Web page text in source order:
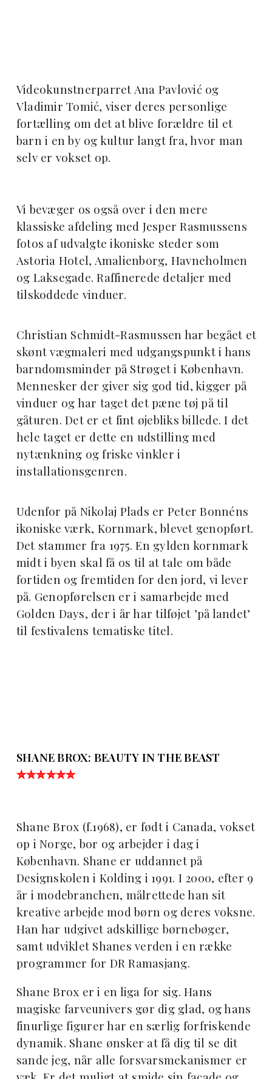
Videokunstnerparret Ana Pavlović og
Vladimir Tomić, viser deres personlige
fortælling om det at blive forældre til et
barn i en by og kultur langt fra, hvor man
selv er vokset op.
Vi bevæger os også over i den mere
klassiske afdeling med Jesper Rasmussens
fotos af udvalgte ikoniske steder som
Astoria Hotel, Amalienborg, Havneholmen
og Laksegade. Raffinerede detaljer med
tilskoddede vinduer.
Christian Schmidt-Rasmussen har begået et
skønt vægmaleri med udgangspunkt i hans
barndomsminder på Strøget i København.
Mennesker der giver sig god tid, kigger på
vinduer og har taget det pæne tøj på til
gåturen. Det er et fint øjebliks billede. I det
hele taget er dette en udstilling med
nytænkning og friske vinkler i
installationsgenren.
Udenfor på Nikolaj Plads er Peter Bonnéns
ikoniske værk, Kornmark, blevet genopført.
Det stammer fra 1975. En gylden kornmark
midt i byen skal få os til at tale om både
fortiden og fremtiden for den jord, vi lever
på. Genopførelsen er i samarbejde med
Golden Days, der i år har tilføjet ’på landet’
til festivalens tematiske titel.
SHANE BROX: BEAUTY IN THE BEAST
✮✮✮✮✮✮
Shane Brox (f.1968), er født i Canada, vokset
op i Norge, bor og arbejder i dag i
København. Shane er uddannet på
Designskolen i Kolding i 1991. I 2000, efter 9
år i modebranchen, målrettede han sit
kreative arbejde mod børn og deres voksne.
Han har udgivet adskillige børnebøger,
samt udviklet Shanes verden i en række
programmer for DR Ramasjang.
Shane Brox er i en liga for sig. Hans
magiske farveunivers gør dig glad, og hans
finurlige figurer har en særlig forfriskende
dynamik. Shane ønsker at få dig til se dit
sande jeg, når alle forsvarsmekanismer er